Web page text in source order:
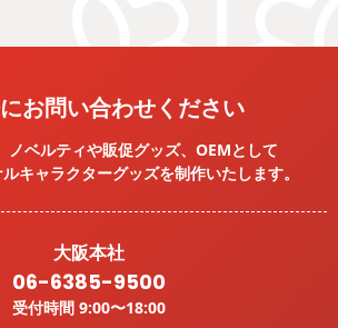
お問い合わせください
ノベルティや販促グッズ、OEMとして
キャラクターグッズを制作いたします。
大阪本社
06-6385-9500
受付時間 9:00〜18:00